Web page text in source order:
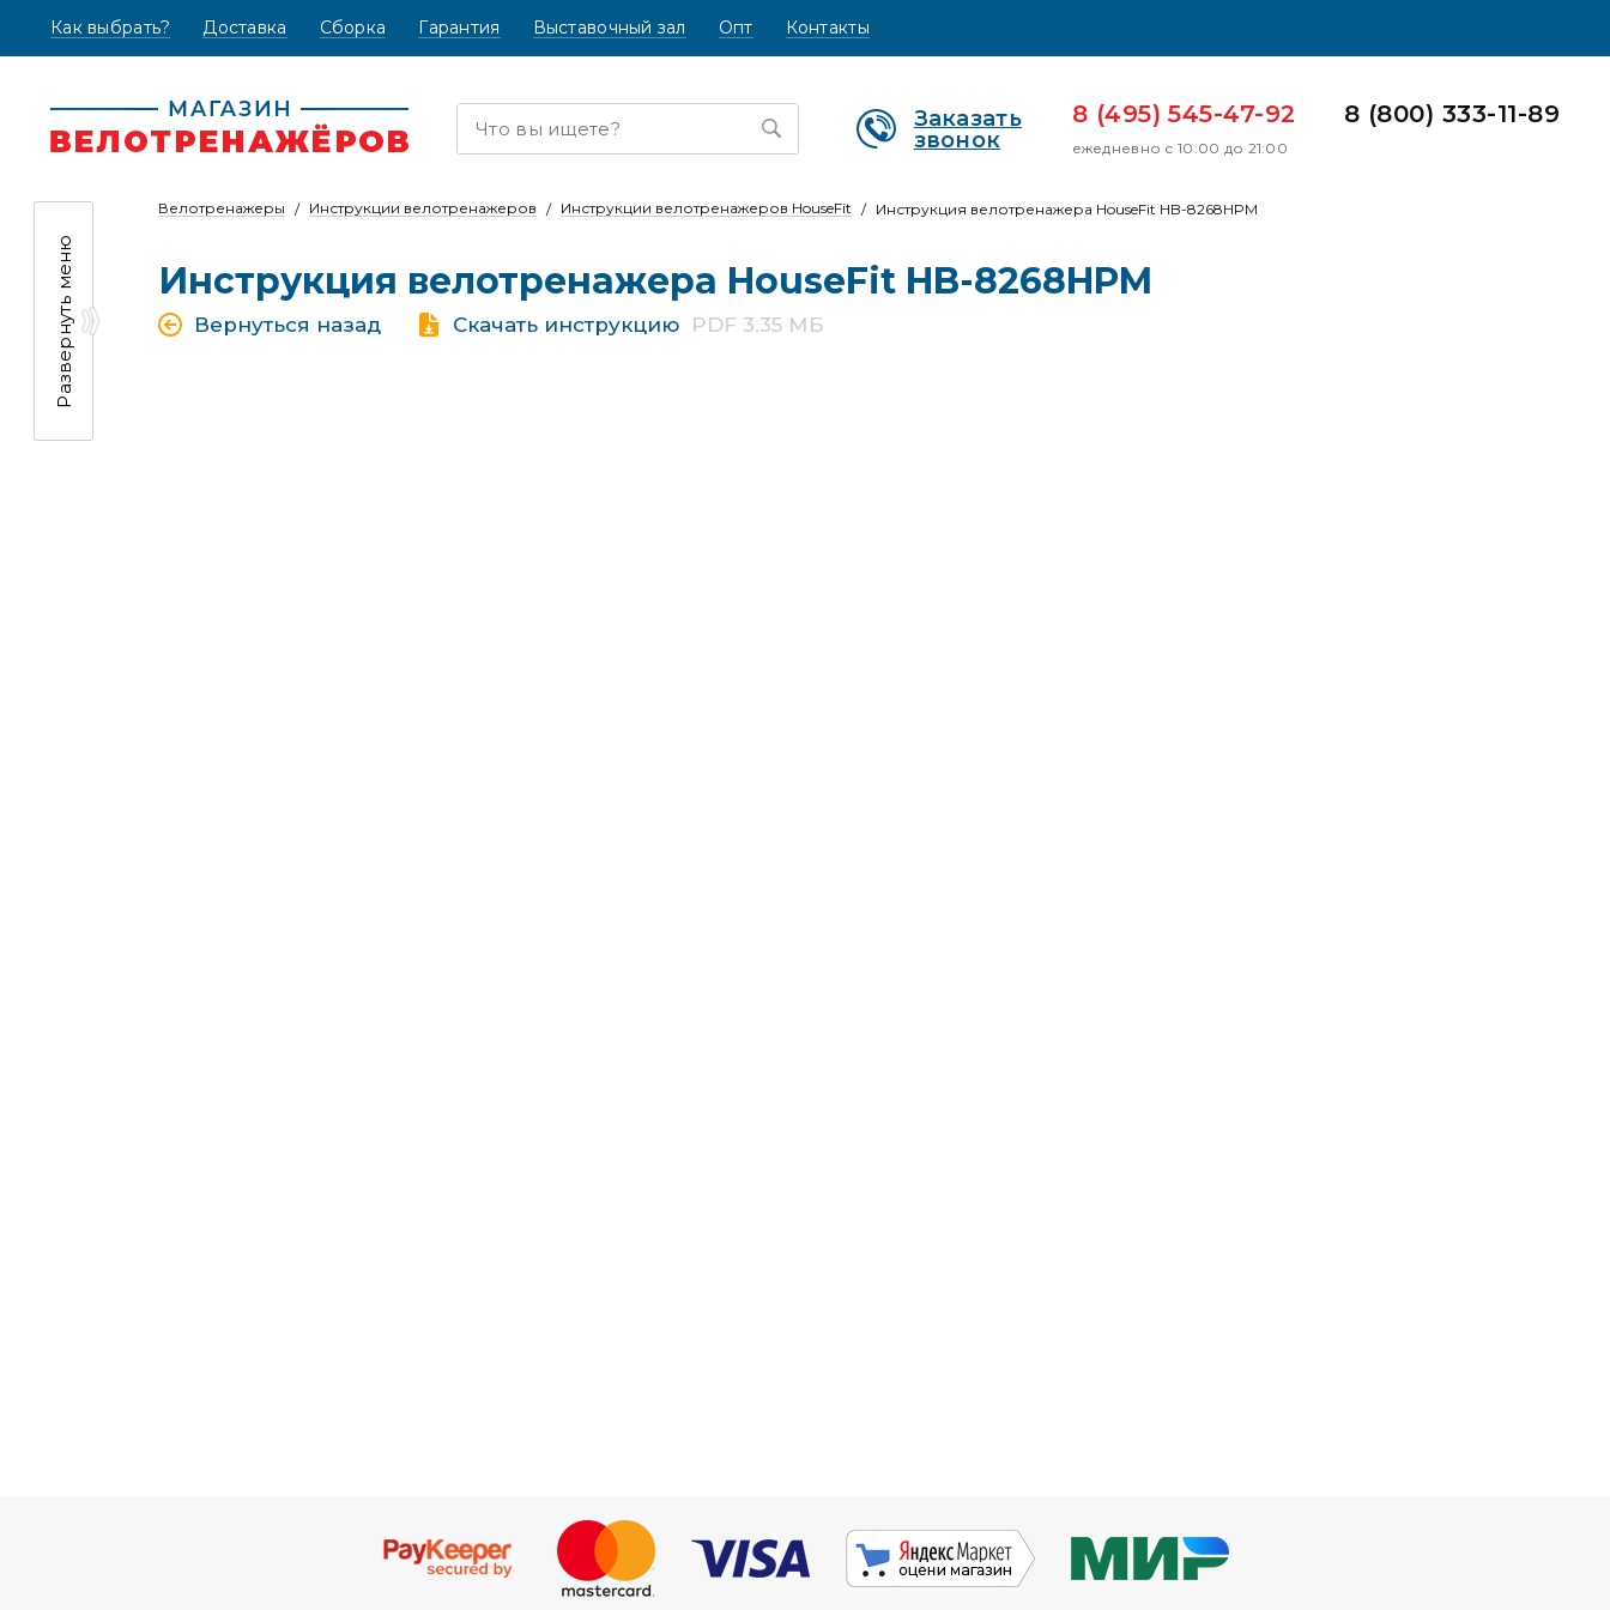
Как выбрать? (текущая)
Доставка Сборка Гарантия Выставочный зал Опт Контакты
Заказать
звонок
8 (495) 545-47-92
ежедневно с 10:00 до 21:00
8 (800) 333-11-89
Развернуть меню
Велотренажеры Инструкции велотренажеров Инструкции велотренажеров HouseFit Инструкция велотренажера HouseFit HB-8268HPM
Инструкция велотренажера HouseFit HB-8268HPM
Вернуться назад Скачать инструкцию PDF 3.35 МБ